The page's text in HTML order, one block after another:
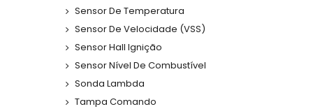
Sensor De Temperatura
Sensor De Velocidade (VSS)
Sensor Hall Ignição
Sensor Nível De Combustível
Sonda Lambda
Tampa Comando